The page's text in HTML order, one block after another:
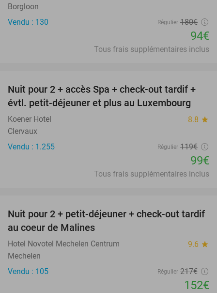
Borgloon
Vendu : 130
Régulier 180€
94€
Tous frais supplémentaires inclus
17%
Nuit pour 2 + accès Spa + check-out tardif +
évtl. petit-déjeuner et plus au Luxembourg
Koener Hotel 8.8 star
Clervaux
Vendu : 1.255
Régulier 119€
99€
Tous frais supplémentaires inclus
30%
Nuit pour 2 + petit-déjeuner + check-out tardif
au coeur de Malines
Hotel Novotel Mechelen Centrum 9.6 star
Mechelen
Vendu : 105
Régulier 217€
152€